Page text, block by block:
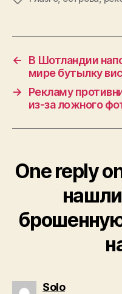
←
В Шотландии
мире бутылку
→
Рекламу
из-за ложного
One reply
Solosays: